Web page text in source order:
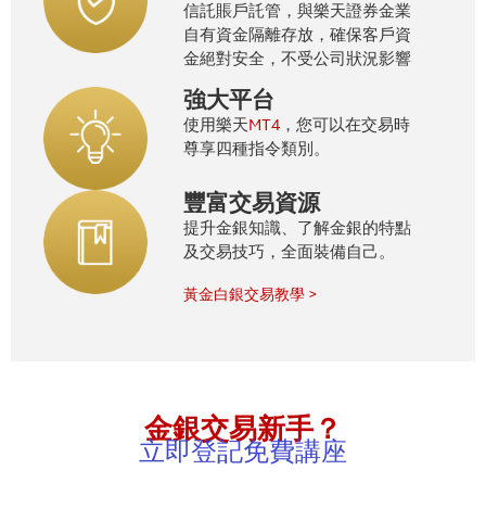
信託賬戶託管，與樂天證券金業
自有資金隔離存放，確保客戶資
金絕對安全，不受公司狀況影響
強大平台
使用樂天MT4，您可以在交易時
尊享四種指令類別。
豐富交易資源
提升金銀知識、了解金銀的特點
及交易技巧，全面裝備自己。
黃金白銀交易教學 >
金銀交易新手？
立即登記免費講座